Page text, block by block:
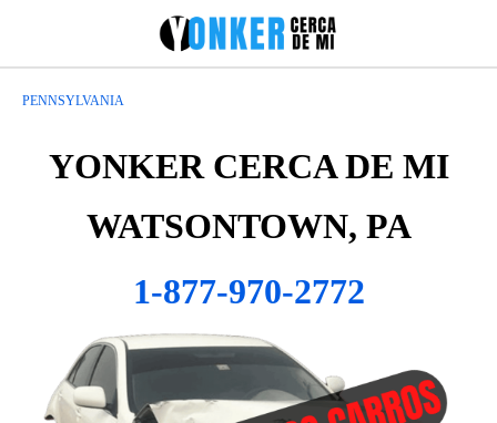
PENNSYLVANIA
YONKER CERCA DE MI
WATSONTOWN, PA
1-877-970-2772